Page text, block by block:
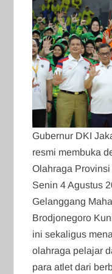
Gubernur DKI
resmi membuka
Olahraga
Senin 4 Agustus
Gelanggang
Brodjonegoro
ini sekaligus
olahraga pelajar
para atlet dari